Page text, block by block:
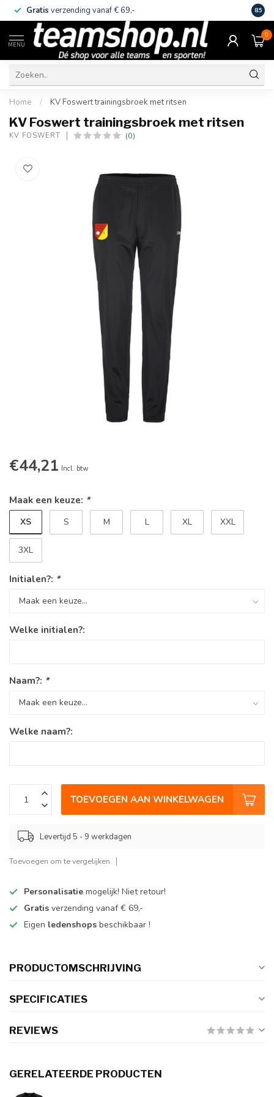
Gratis verzending vanaf € 69,- Eigen
8.5
MENU
0
Home / KV Foswert trainingsbroek met ritsen
KV Foswert trainingsbroek met ritsen
KV FOSWERT (0)
€44,21 Incl. btw
Maak een keuze: *
XS S M L XL XXL
3XL
Initialen?: *
Welke initialen?:
Naam?: *
Welke naam?:
TOEVOEGEN AAN WINKELWAGEN
Levertijd 5 - 9 werkdagen
Toevoegen om te vergelijken
Personalisatie mogelijk! Niet retour!
Gratis verzending vanaf € 69,-
Eigen ledenshops beschikbaar !
PRODUCTOMSCHRIJVING
SPECIFICATIES
REVIEWS
GERELATEERDE PRODUCTEN